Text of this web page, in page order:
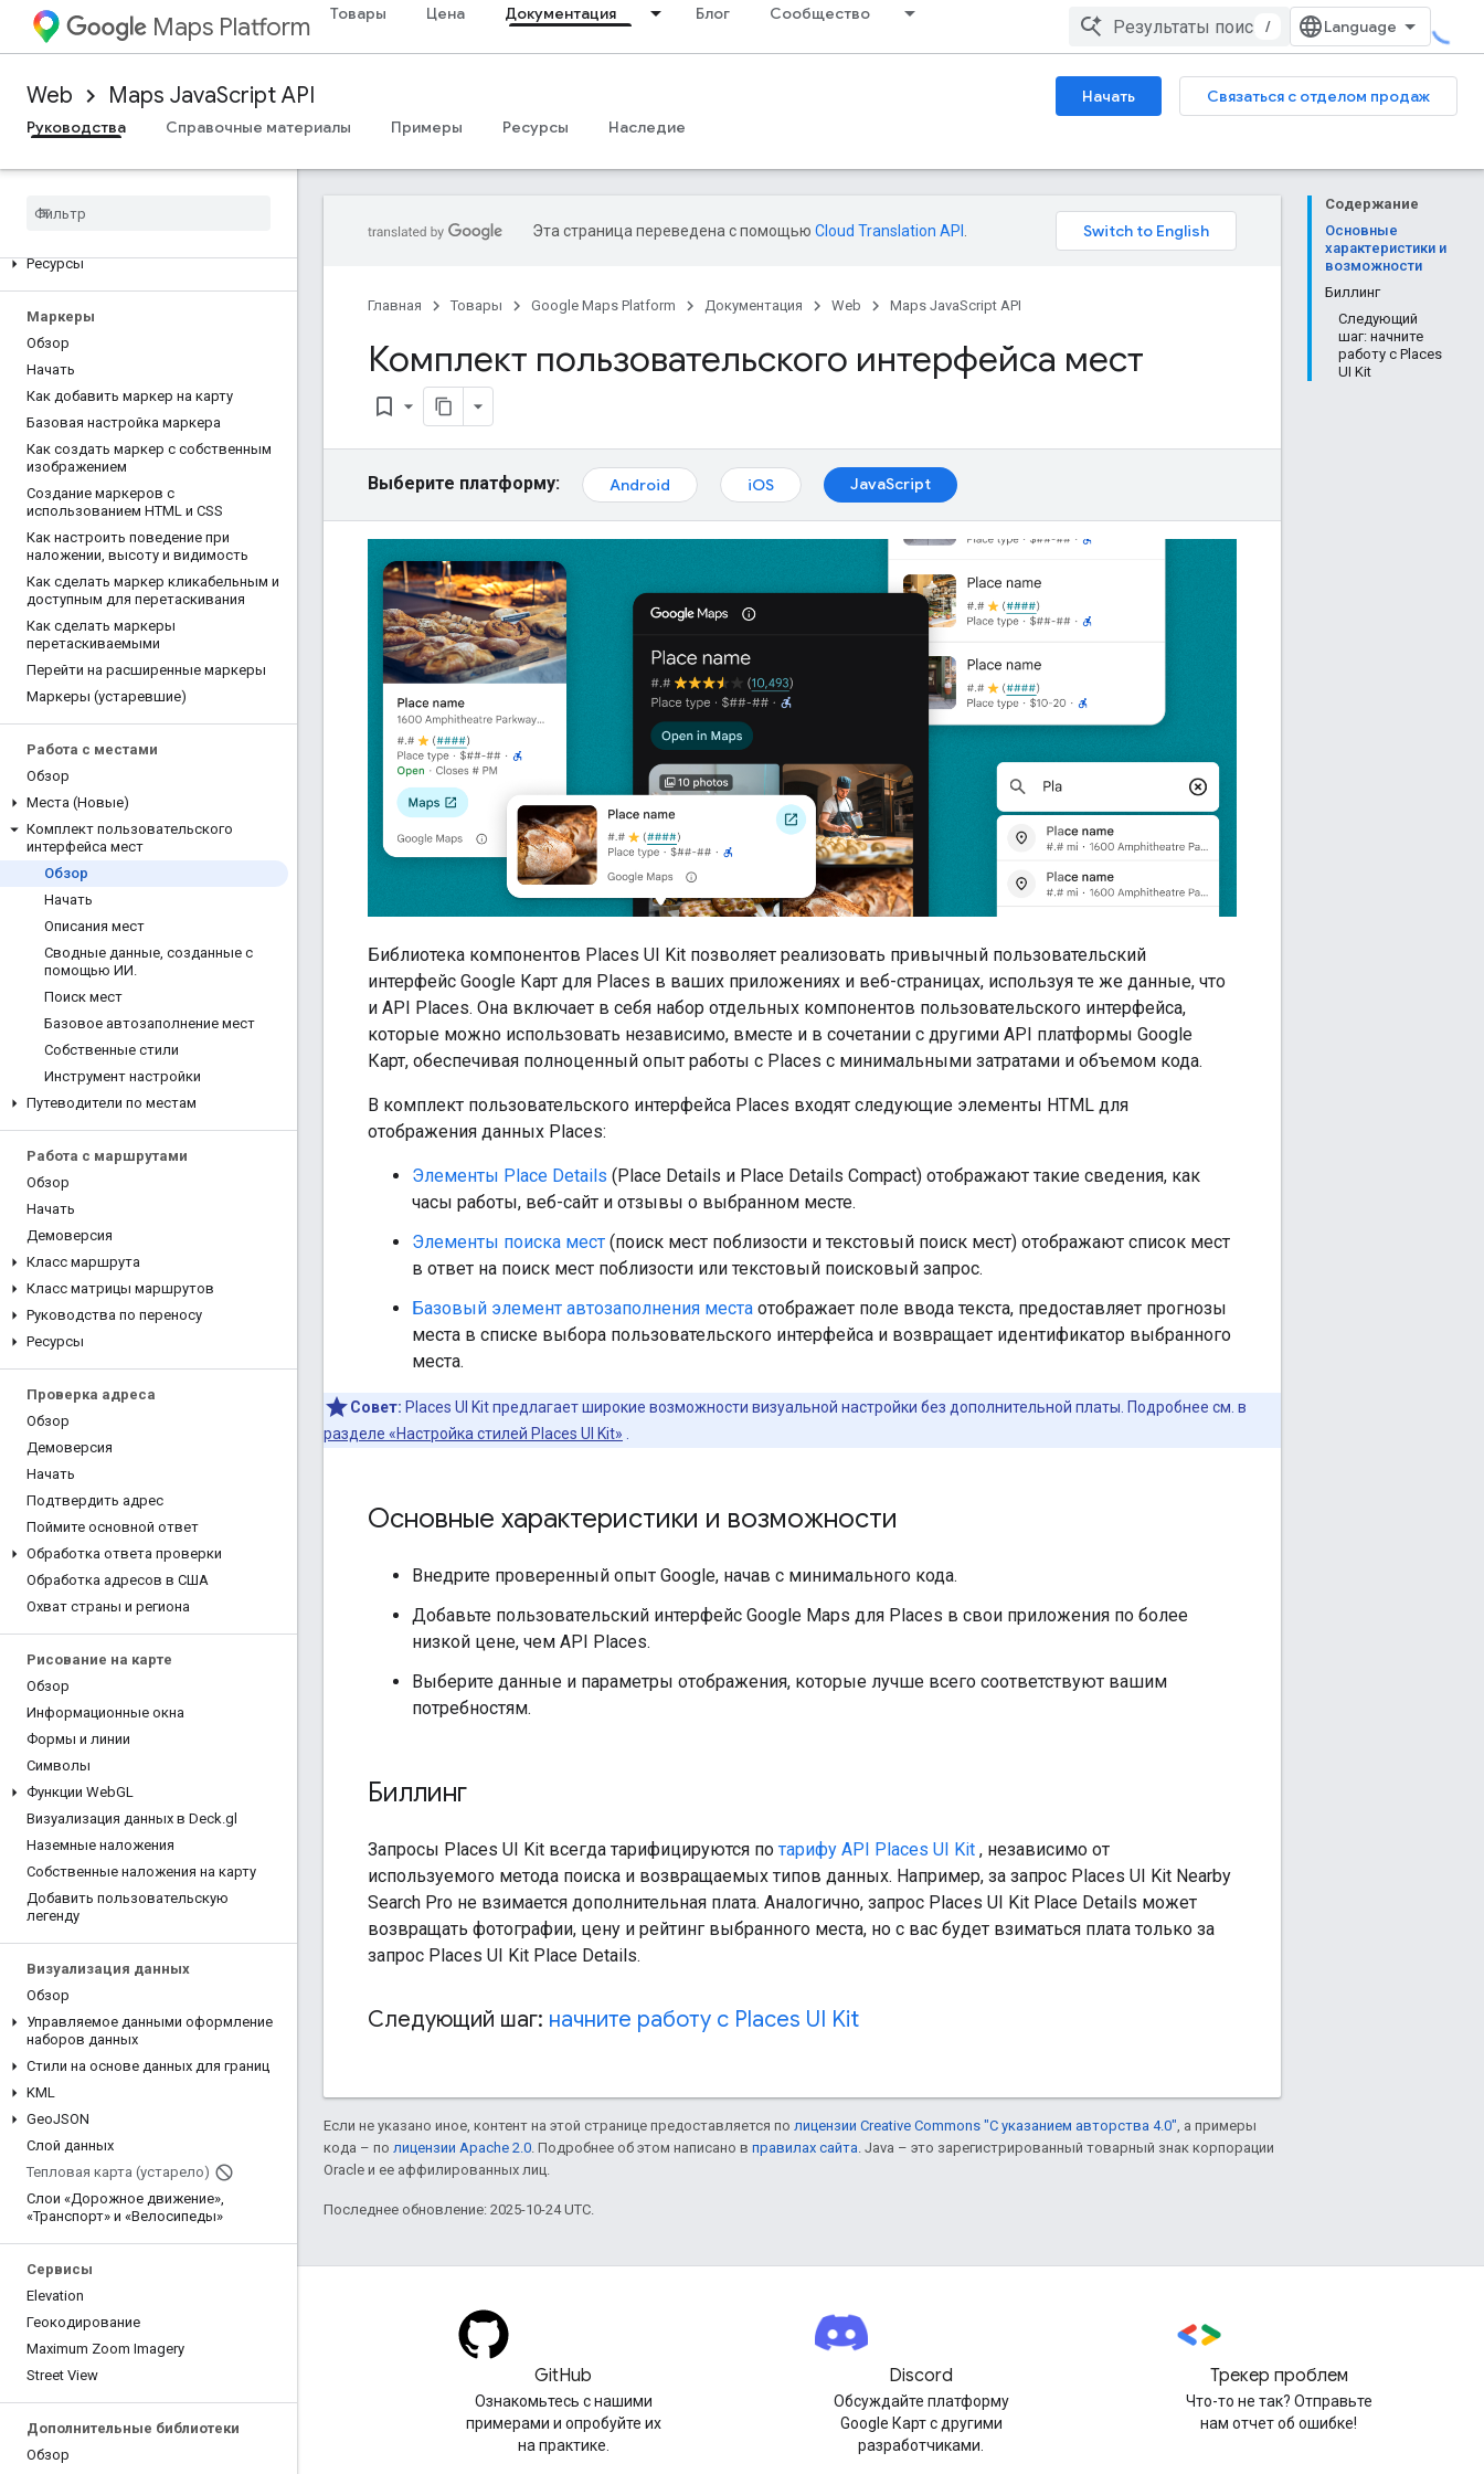
Maps Platform Товары Цена Документация Блог Сообщество
/
Web Maps JavaScript API Начать
Связаться с отделом продаж
Руководства
Справочные материалы Примеры Ресурсы Наследие
Настройка карт
Обзор
Начать
Маркеры
Ресурсы
Маркеры
Обзор
Начать
Как добавить маркер на карту
Базовая настройка маркера
Как создать маркер с собственным
изображением
Создание маркеров с
использованием HTML и CSS
Как настроить поведение при
наложении, высоту и видимость
Как сделать маркер кликабельным и
доступным для перетаскивания
Как сделать маркеры
перетаскиваемыми
Перейти на расширенные маркеры
Маркеры (устаревшие)
Работа с местами
Обзор
Места (Новые)
Комплект пользовательского
интерфейса мест
Обзор
Начать
Описания мест
Сводные данные, созданные с
помощью ИИ.
Поиск мест
Базовое автозаполнение мест
Собственные стили
Инструмент настройки
Путеводители по местам
Работа с маршрутами
Обзор
Начать
Демоверсия
Класс маршрута
Класс матрицы маршрутов
Руководства по переносу
Ресурсы
Проверка адреса
Обзор
Демоверсия
Начать
Подтвердить адрес
Поймите основной ответ
Обработка ответа проверки
Обработка адресов в США
Охват страны и региона
Рисование на карте
Обзор
Информационные окна
Формы и линии
Символы
Функции WebGL
Визуализация данных в Deck.gl
Наземные наложения
Собственные наложения на карту
Добавить пользовательскую
легенду
Визуализация данных
Обзор
Управляемое данными оформление
наборов данных
Стили на основе данных для границ
KML
GeoJSON
Слой данных
Тепловая карта (устарело)
Слои «Дорожное движение»,
«Транспорт» и «Велосипеды»
Сервисы
Elevation
Геокодирование
Maximum Zoom Imagery
Street View
Дополнительные библиотеки
Обзор
Содержание
Основные
характеристики и
возможности
Биллинг
Следующий
шаг: начните
работу с Places
UI Kit
Эта страница переведена с помощью Cloud Translation API
Главная Товары Google Maps Platform Документация Web Maps JavaScript API
Комплект пользовательского интерфейса мест
bookmark_border
Выберите платформу: Android iOS JavaScript
Библиотека компонентов Places UI Kit позволяет реализовать привычный пользовательский
интерфейс Google Карт для Places в ваших приложениях и веб-страницах, используя те же данные, что
и API Places. Она включает в себя набор отдельных компонентов пользовательского интерфейса,
которые можно использовать независимо, вместе и в сочетании с другими API платформы Google
Карт, обеспечивая полноценный опыт работы с Places с минимальными затратами и объемом кода.
В комплект пользовательского интерфейса Places входят следующие элементы HTML для
отображения данных Places:
Элементы Place Details (Place Details и Place Details Compact) отображают такие сведения, как
часы работы, веб-сайт и отзывы о выбранном месте.
Элементы поиска мест (поиск мест поблизости и текстовый поиск мест) отображают список мест
в ответ на поиск мест поблизости или текстовый поисковый запрос.
Базовый элемент автозаполнения места отображает поле ввода текста, предоставляет прогнозы
места в списке выбора пользовательского интерфейса и возвращает идентификатор выбранного
места.
Совет: Places UI Kit предлагает широкие возможности визуальной настройки без дополнительной платы. Подробнее см. в
разделе «Настройка стилей Places UI Kit» .
Основные характеристики и возможности
Внедрите проверенный опыт Google, начав с минимального кода.
Добавьте пользовательский интерфейс Google Maps для Places в свои приложения по более
низкой цене, чем API Places.
Выберите данные и параметры отображения, которые лучше всего соответствуют вашим
потребностям.
Биллинг
Запросы Places UI Kit всегда тарифицируются по тарифу API Places UI Kit , независимо от
используемого метода поиска и возвращаемых типов данных. Например, за запрос Places UI Kit Nearby
Search Pro не взимается дополнительная плата. Аналогично, запрос Places UI Kit Place Details может
возвращать фотографии, цену и рейтинг выбранного места, но с вас будет взиматься плата только за
запрос Places UI Kit Place Details.
Следующий шаг: начните работу с Places UI Kit
Если не указано иное, контент на этой странице предоставляется по лицензии Creative Commons "С указанием авторства 4.0", а примеры
кода – по лицензии Apache 2.0. Подробнее об этом написано в правилах сайта. Java – это зарегистрированный товарный знак корпорации
Oracle и ее аффилированных лиц.
Последнее обновление: 2025-10-24 UTC.
Задайте вопрос с тегом
google-maps.
GitHub
Ознакомьтесь с нашими
примерами и опробуйте их
на практике.
Discord
Обсуждайте платформу
Google Карт с другими
разработчиками.
Трекер проблем
Что-то не так? Отправьте
нам отчет об ошибке!